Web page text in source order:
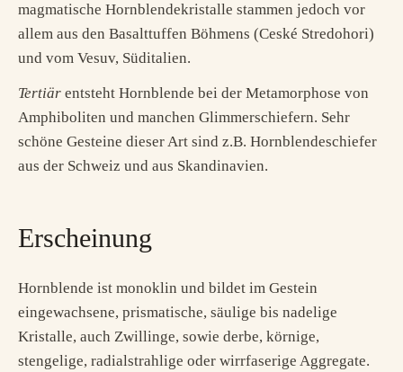
magmatische Hornblendekristalle stammen jedoch vor
allem aus den Basalttuffen Böhmens (Ceské Stredohori)
und vom Vesuv, Süditalien.
Tertiär entsteht Hornblende bei der Metamorphose von
Amphiboliten und manchen Glimmerschiefern. Sehr
schöne Gesteine dieser Art sind z.B. Hornblendeschiefer
aus der Schweiz und aus Skandinavien.
Erscheinung
Hornblende ist monoklin und bildet im Gestein
eingewachsene, prismatische, säulige bis nadelige
Kristalle, auch Zwillinge, sowie derbe, körnige,
stengelige, radialstrahlige oder wirrfaserige Aggregate.